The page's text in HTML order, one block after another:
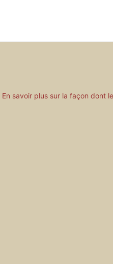
En savoir plus sur la façon dont